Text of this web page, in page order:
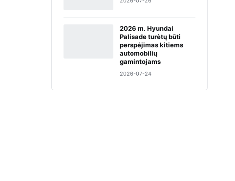
2026 m. Hyundai
Palisade turėtų būti
perspėjimas kitiems
automobilių
gamintojams
2026-07-24